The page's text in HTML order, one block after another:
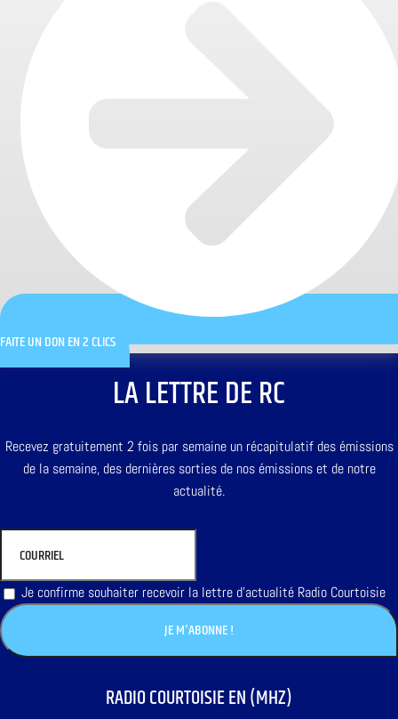
FAITE UN DON EN 2 CLICS
LA LETTRE DE RC
Recevez gratuitement 2 fois par semaine un récapitulatif des émissions
de la semaine, des dernières sorties de nos émissions et de notre
actualité.
Je confirme souhaiter recevoir la lettre d'actualité Radio Courtoisie
RADIO COURTOISIE EN (MHZ)